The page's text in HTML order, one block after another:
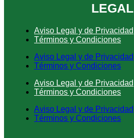
LEGAL
Aviso Legal y de Privacidad
Términos y Condiciones
Aviso Legal y de Privacidad
Términos y Condiciones
Aviso Legal y de Privacidad
Términos y Condiciones
Aviso Legal y de Privacidad
Términos y Condiciones